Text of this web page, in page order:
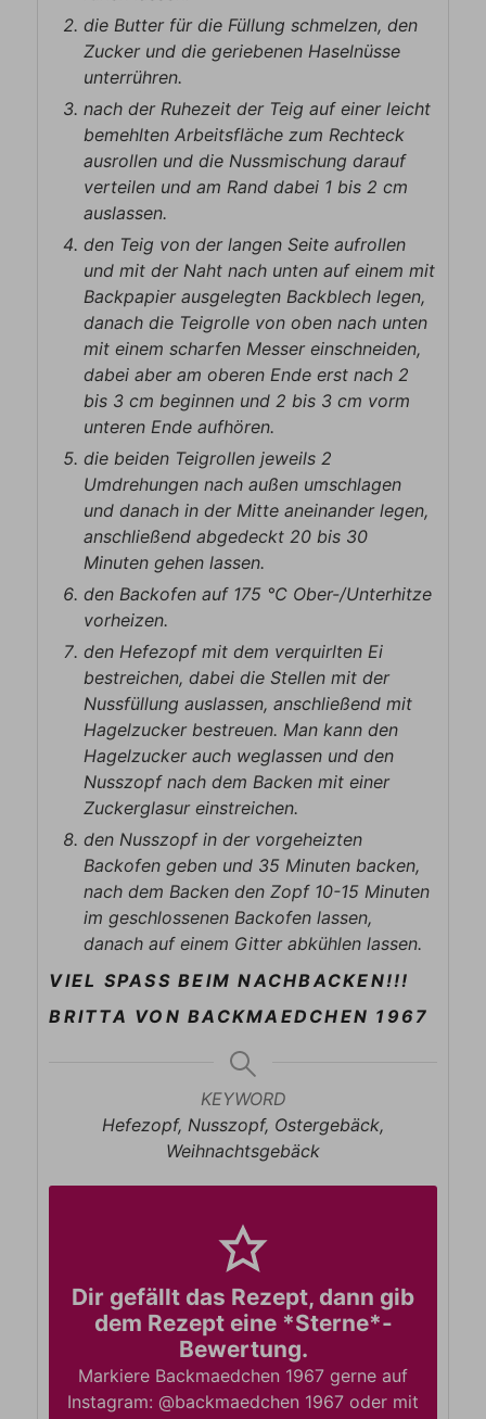
die Butter für die Füllung schmelzen, den
Zucker und die geriebenen Haselnüsse
unterrühren.
nach der Ruhezeit der Teig auf einer leicht
bemehlten Arbeitsfläche zum Rechteck
ausrollen und die Nussmischung darauf
verteilen und am Rand dabei 1 bis 2 cm
auslassen.
den Teig von der langen Seite aufrollen
und mit der Naht nach unten auf einem mit
Backpapier ausgelegten Backblech legen,
danach die Teigrolle von oben nach unten
mit einem scharfen Messer einschneiden,
dabei aber am oberen Ende erst nach 2
bis 3 cm beginnen und 2 bis 3 cm vorm
unteren Ende aufhören.
die beiden Teigrollen jeweils 2
Umdrehungen nach außen umschlagen
und danach in der Mitte aneinander legen,
anschließend abgedeckt 20 bis 30
Minuten gehen lassen.
den Backofen auf 175 ℃ Ober-/Unterhitze
vorheizen.
den Hefezopf mit dem verquirlten Ei
bestreichen, dabei die Stellen mit der
Nussfüllung auslassen, anschließend mit
Hagelzucker bestreuen. Man kann den
Hagelzucker auch weglassen und den
Nusszopf nach dem Backen mit einer
Zuckerglasur einstreichen.
den Nusszopf in der vorgeheizten
Backofen geben und 35 Minuten backen,
nach dem Backen den Zopf 10-15 Minuten
im geschlossenen Backofen lassen,
danach auf einem Gitter abkühlen lassen.
VIEL SPASS BEIM NACHBACKEN!!!
BRITTA VON BACKMAEDCHEN 1967
KEYWORD
Hefezopf, Nusszopf, Ostergebäck,
Weihnachtsgebäck
Dir gefällt das Rezept, dann gib
dem Rezept eine *Sterne*-
Bewertung.
Markiere Backmaedchen 1967 gerne auf
Instagram: @backmaedchen 1967 oder mit